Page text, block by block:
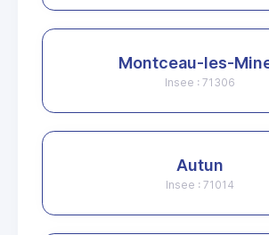
Montceau-les-
Insee : 71306
Autun
Insee : 71014